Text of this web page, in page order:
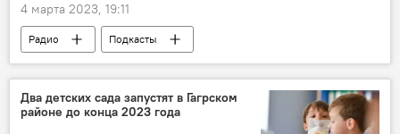
4 марта 2023, 19:11
Радио
Подкасты
Дополнительное время
Спорт
физкультура
Два детских сада запустят в Гагрском
районе до конца 2023 года